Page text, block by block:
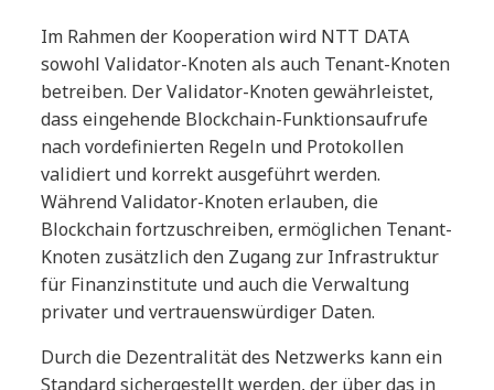
Im Rahmen der Kooperation wird NTT DATA
sowohl Validator-Knoten als auch Tenant-Knoten
betreiben. Der Validator-Knoten gewährleistet,
dass eingehende Blockchain-Funktionsaufrufe
nach vordefinierten Regeln und Protokollen
validiert und korrekt ausgeführt werden.
Während Validator-Knoten erlauben, die
Blockchain fortzuschreiben, ermöglichen Tenant-
Knoten zusätzlich den Zugang zur Infrastruktur
für Finanzinstitute und auch die Verwaltung
privater und vertrauenswürdiger Daten.
Durch die Dezentralität des Netzwerks kann ein
Standard sichergestellt werden, der über das in